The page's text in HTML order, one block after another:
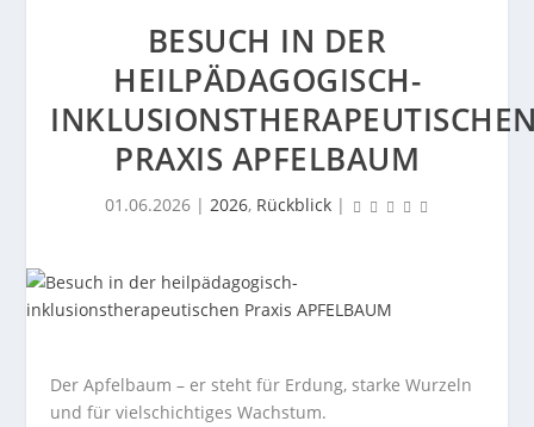
BESUCH IN DER
HEILPÄDAGOGISCH-
PRAXIS APFELBAUM
01.06.2026 | 2026, Rückblick |
Der Apfelbaum – er steht für Erdung, starke Wurzeln
und für vielschichtiges Wachstum.